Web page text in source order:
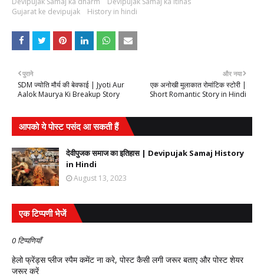
Gujarat ke devipujak
History in hindi
और नया
एक अनोखी मुलाकात रोमांटिक स्टोरी |
Short Romantic Story in Hindi
पुराने
SDM ज्योति मौर्य की बेवफाई | Jyoti Aur
Aalok Maurya Ki Breakup Story
आपको ये पोस्ट पसंद आ सकती हैं
देवीपुजक समाज का इतिहास | Devipujak Samaj History
in Hindi
August 13, 2023
एक टिप्पणी भेजें
0 टिप्पणियाँ
हेलो फ्रेंड्स प्लीज स्पैम कमेंट ना करे, पोस्ट कैसी लगी जरूर बताए और पोस्ट शेयर
जरूर करें